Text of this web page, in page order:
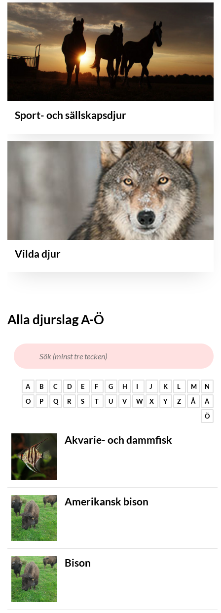
Sport- och sällskapsdjur
Vilda djur
Alla djurslag A-Ö
A B C D E F G H I J K L M
N
O
P Q R S T U V W X Y Z Å
Ä
Ö
Akvarie- och dammfisk
Amerikansk bison
Bison